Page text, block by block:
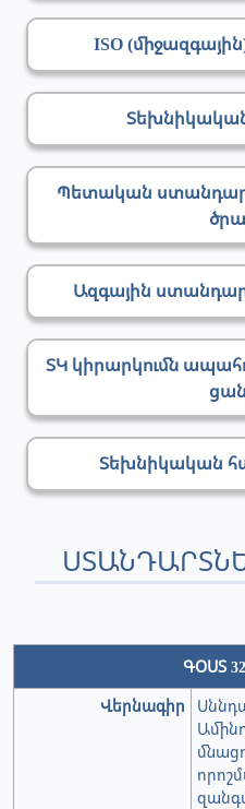
ISO
Պետական
Ազգային
ՏԿ կիրարկումն
Տեխնիկական
ԳՕՍՏ
Վերնագիր